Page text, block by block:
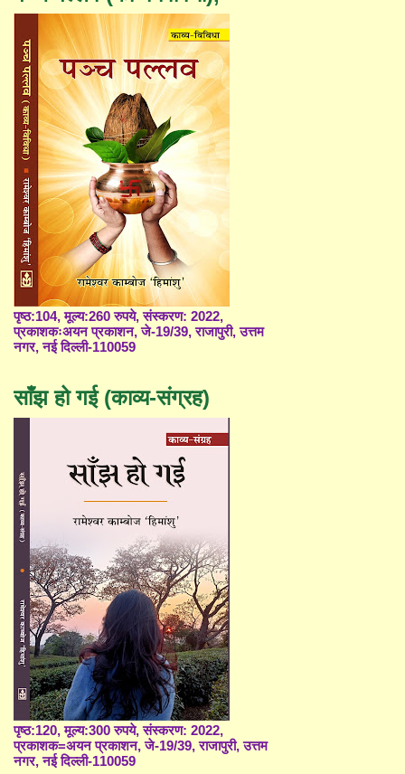
पृष्ठ:104, मूल्य:260 रुपये, संस्करण: 2022,
प्रकाशकःअयन प्रकाशन, जे-19/39, राजापुरी, उत्तम
नगर, नई दिल्ली-110059
साँझ हो गई (काव्य-संग्रह)
पृष्ठ:120, मूल्य:300 रुपये, संस्करण: 2022,
प्रकाशक=अयन प्रकाशन, जे-19/39, राजापुरी, उत्तम
नगर, नई दिल्ली-110059